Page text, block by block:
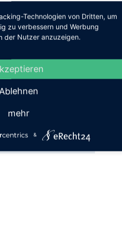
Technologien von Dritten, um
zu verbessern und Werbung
der Nutzer anzuzeigen.
Ablehnen
mehr
&